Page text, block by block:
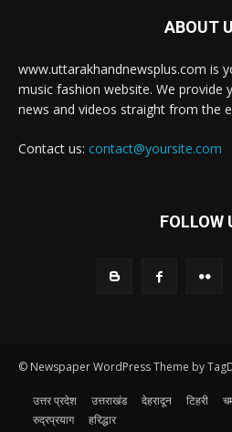
ABOUT
www.uttarakhandnewsplus.com is
music fashion website. We provide
news and videos straight from the
Contact us: contact@yoursite.com
FOLLOW
© Newspaper WordPress Theme by
उत्तर प्रदेश उत्तराखंड देहरादून टिहरी
रुद्रप्रयाग
हरिद्धार